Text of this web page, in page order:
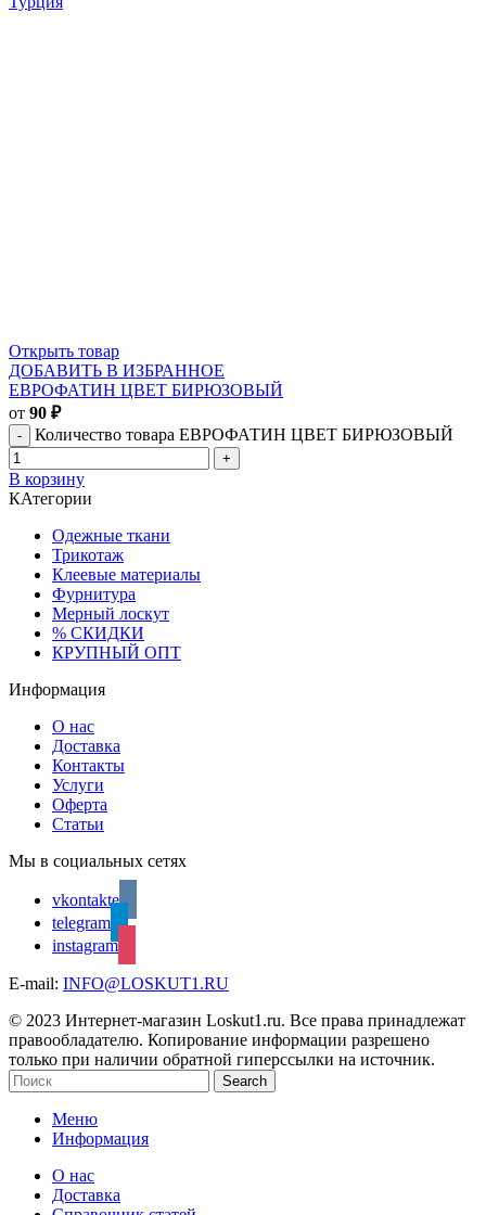
Открыть товар
ДОБАВИТЬ В ИЗБРАННОЕ
ЕВРОФАТИН ЦВЕТ БИРЮЗОВЫЙ
от 90 ₽
Количество товара ЕВРОФАТИН ЦВЕТ БИРЮЗОВЫЙ
В корзину
КАтегории
Одежные ткани
Трикотаж
Клеевые материалы
Фурнитура
Мерный лоскут
% СКИДКИ
КРУПНЫЙ ОПТ
Информация
О нас
Доставка
Контакты
Услуги
Оферта
Статьи
Мы в социальных сетях
vkontakte
telegram
instagram
E-mail: INFO@LOSKUT1.RU
© 2023 Интернет-магазин Loskut1.ru. Все права принадлежат
правообладателю. Копирование информации разрешено
только при наличии обратной гиперссылки на источник.
Search
Меню
Информация
О нас
Доставка